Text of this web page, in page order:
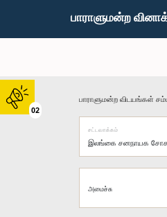
02
பாராளுமன்ற
பாராளுமன்ற விடயங்கள்
சட்டவாக்கம்
அமைச்சு